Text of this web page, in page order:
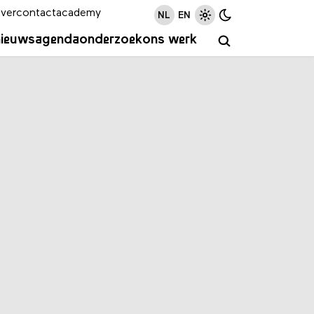
agendaonderzoekons werk
contactacademy NL EN